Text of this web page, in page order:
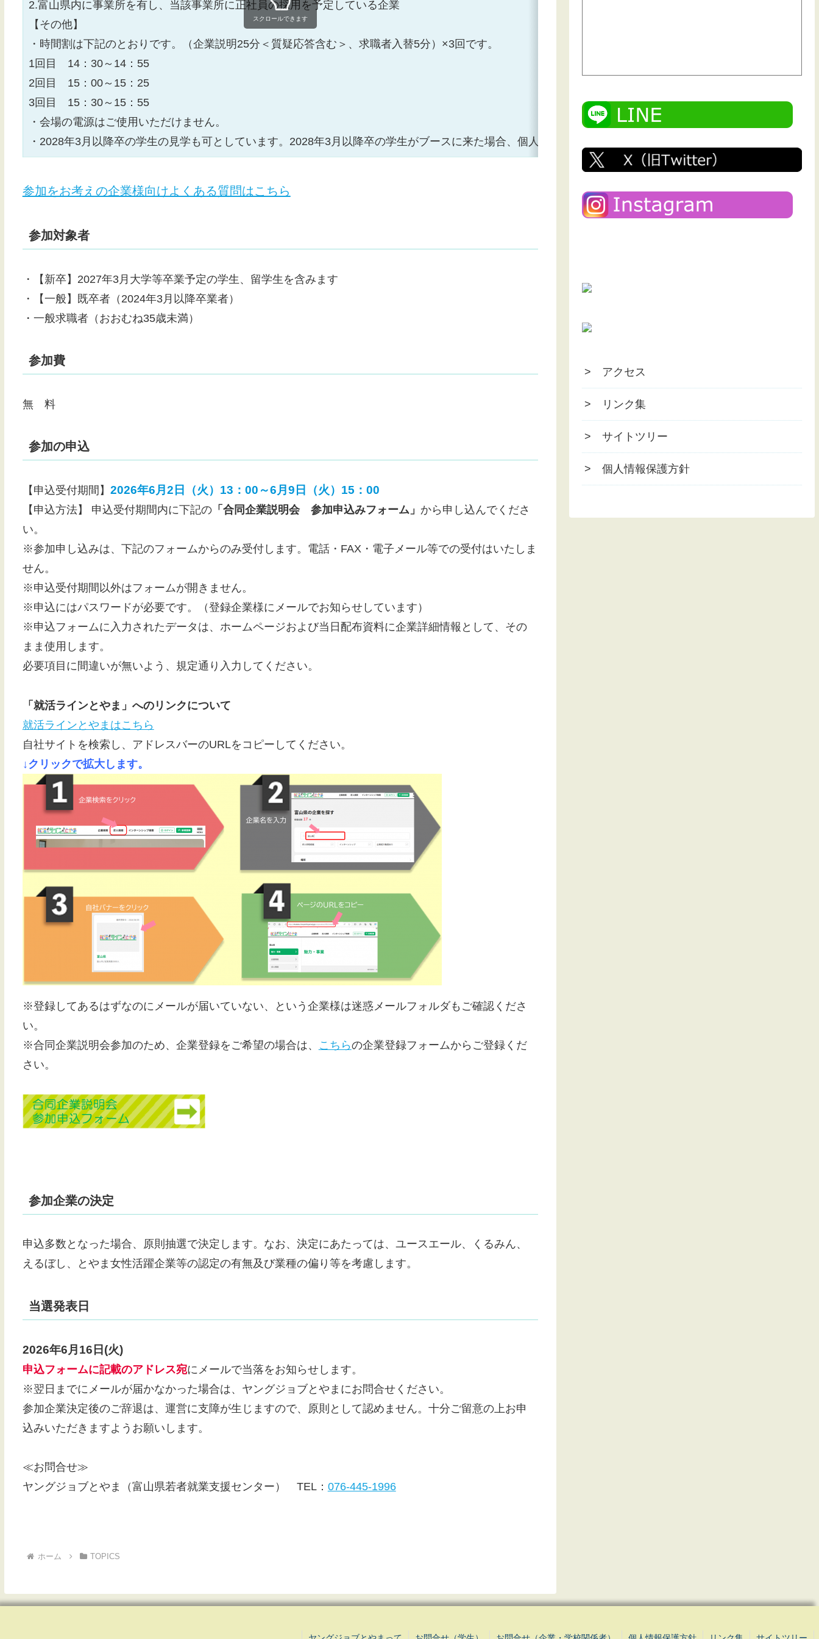
2.富山県内に事業所を有し、当該事業所に正社員の採用を予定している企業
【その他】
・時間割は下記のとおりです。（企業説明25分＜質疑応答含む＞、求職者入替5分）×3回です。
1回目 14：30～14：55
2回目 15：00～15：25
3回目 15：30～15：55
・会場の電源はご使用いただけません。
・2028年3月以降卒の学生の見学も可としています。2028年3月以降卒の学生がブースに来た場合、個人情報の収集はできませんので予めご了承ください。
スクロールできます
参加をお考えの企業様向けよくある質問はこちら
参加対象者
・【新卒】2027年3月大学等卒業予定の学生、留学生を含みます
・【一般】既卒者（2024年3月以降卒業者）
・一般求職者（おおむね35歳未満）
参加費
無 料
参加の申込
【申込受付期間】 2026年6月2日（火）13：00～6月9日（火）15：00
【申込方法】 申込受付期間内に下記の「合同企業説明会 参加申込みフォーム」 から申し込んでくださ
い。
※参加申し込みは、下記のフォームからのみ受付します。電話・FAX・電子メール等での受付はいたしま
せん。
※申込受付期間以外はフォームが開きません。
※申込にはパスワードが必要です。（登録企業様にメールでお知らせしています）
※申込フォームに入力されたデータは、ホームページおよび当日配布資料に企業詳細情報として、その
まま使用します。
必要項目に間違いが無いよう、規定通り入力してください。
「就活ラインとやま」へのリンクについて
就活ラインとやまはこちら
自社サイトを検索し、アドレスバーのURLをコピーしてください。
↓クリックで拡大します。
※登録してあるはずなのにメールが届いていない、という企業様は迷惑メールフォルダもご確認くださ
い。
※合同企業説明会参加のため、企業登録をご希望の場合は、
こちらの企業登録フォームからご登録くだ
さい。
参加企業の決定
申込多数となった場合、原則抽選で決定します。なお、決定にあたっては、ユースエール、くるみん、
えるぼし、とやま女性活躍企業等の認定の有無及び業種の偏り等を考慮します。
当選発表日
2026年6月16日(火)
申込フォームに記載のアドレス宛にメールで当落をお知らせします。
※翌日までにメールが届かなかった場合は、ヤングジョブとやまにお問合せください。
参加企業決定後のご辞退は、運営に支障が生じますので、原則として認めません。十分ご留意の上お申
込みいただきますようお願いします。
≪お問合せ≫
ヤングジョブとやま（富山県若者就業支援センター） TEL： 076-445-1996
ホーム TOPICS
> アクセス
> リンク集
> サイトツリー
> 個人情報保護方針